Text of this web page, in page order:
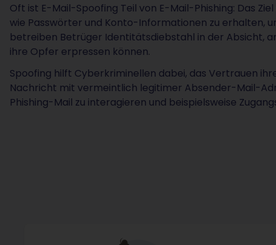
Oft ist E-Mail-Spoofing Teil von E-Mail-Phishing: Das
wie Passwörter und Konto-Informationen zu erhalten,
betreiben Betrüger Identitätsdiebstahl in der Absicht,
ihre Opfer erpressen können.
Spoofing hilft Cyberkriminellen dabei, das Vertrauen
Nachricht mit vermeintlich legitimer Absender-Mail-
Phishing-Mail zu interagieren und beispielsweise